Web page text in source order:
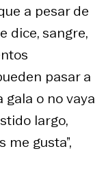
a pesar de
dice, sangre,
pasar a
gala o no vaya
largo,
me gusta”,